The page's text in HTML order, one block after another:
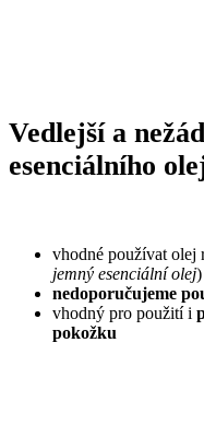
Vedlejší a
esenciálního
vhodné používat olej
jemný esenciální olej)
nedoporučujeme
vhodný pro použití i
pokožku